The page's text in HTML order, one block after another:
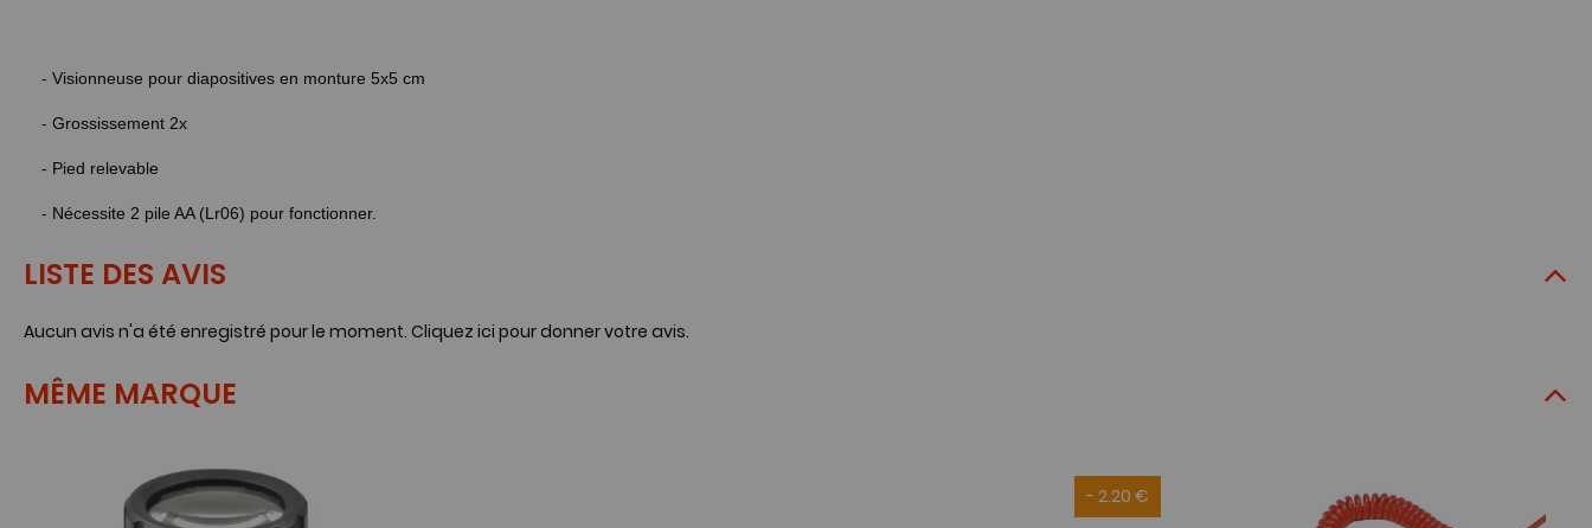
- Visionneuse pour diapositives en monture 5x5 cm
- Grossissement 2x
- Pied relevable
- Nécessite 2 pile AA (Lr06) pour fonctionner.
LISTE DES AVIS
Aucun avis n'a été enregistré pour le moment. Cliquez ici pour donner votre avis.
MÊME MARQUE
- 2.20 €